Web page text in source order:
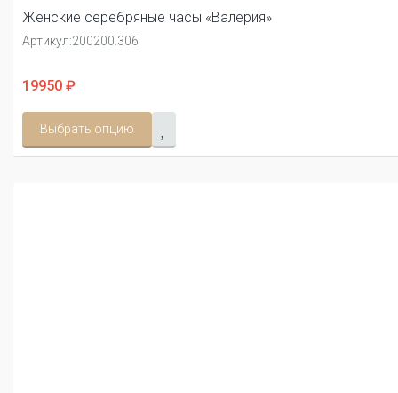
Женские серебряные часы «Валерия»
Артикул:200200.306
19950 ₽
Выбрать опцию